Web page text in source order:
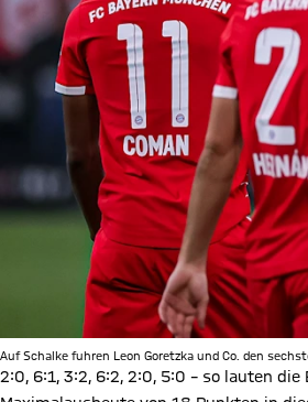
Auf Schalke fuhren Leon Goretzka und Co. den
2:0, 6:1, 3:2, 6:2, 2:0, 5:0 – so lauten